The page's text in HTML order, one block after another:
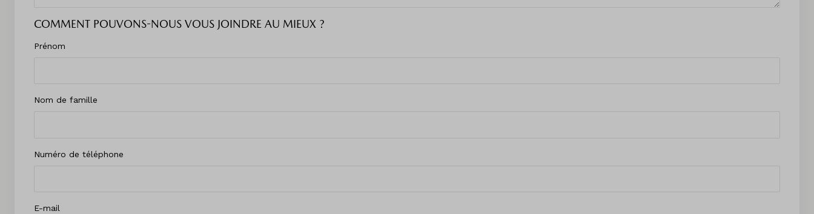
COMMENT POUVONS-NOUS VOUS JOINDRE AU MIEUX ?
Prénom
Nom de famille
Numéro de téléphone
E-mail